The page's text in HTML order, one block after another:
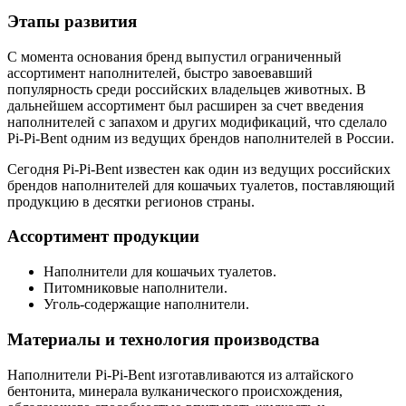
Этапы развития
С момента основания бренд выпустил ограниченный
ассортимент наполнителей, быстро завоевавший
популярность среди российских владельцев животных. В
дальнейшем ассортимент был расширен за счет введения
наполнителей с запахом и других модификаций, что сделало
Pi-Pi-Bent одним из ведущих брендов наполнителей в России.
Сегодня Pi-Pi-Bent известен как один из ведущих российских
брендов наполнителей для кошачьих туалетов, поставляющий
продукцию в десятки регионов страны.
Ассортимент продукции
Наполнители для кошачьих туалетов.
Питомниковые наполнители.
Уголь-содержащие наполнители.
Материалы и технология производства
Наполнители Pi-Pi-Bent изготавливаются из алтайского
бентонита, минерала вулканического происхождения,